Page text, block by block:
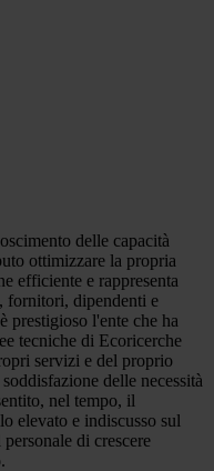
delle capacità
ottimizzare la propria
efficiente e rappresenta
fornitori, dipendenti e
prestigioso l'ente che ha
tecniche di Ecoricerche
servizi e del proprio
delle necessità
nel tempo, il
elevato e indiscusso sul
di crescere
.